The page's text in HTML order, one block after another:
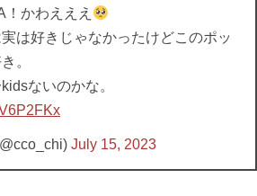
かわえええ
は好きじゃなかったけどこのポッ
。
ないのかな。
July 15, 2023